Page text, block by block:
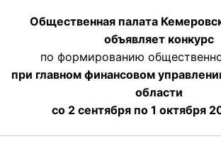
Общественная палата
объявляет конкурс
по формированию
при главном финансовом
области
со 2 сентября по 1 октября